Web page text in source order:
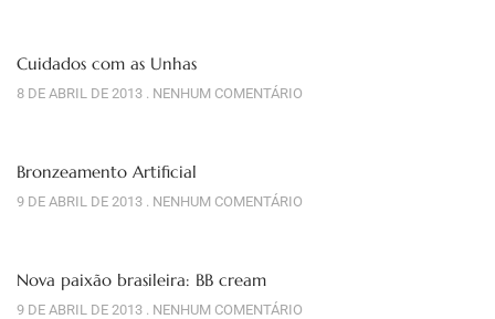
Cuidados com as Unhas
8 DE ABRIL DE 2013 NENHUM COMENTÁRIO
Bronzeamento Artificial
9 DE ABRIL DE 2013 NENHUM COMENTÁRIO
Nova paixão brasileira: BB cream
9 DE ABRIL DE 2013 NENHUM COMENTÁRIO